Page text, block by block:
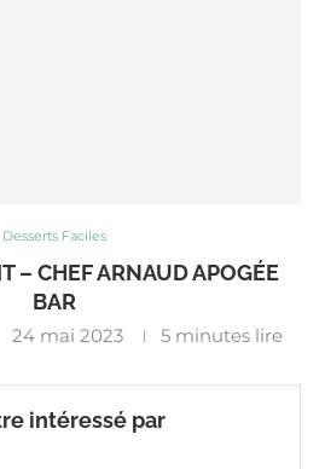
Desserts Faciles
– CHEF ARNAUD APOGÉE
BAR
24 mai 2023 5 minutes lire
intéressé par